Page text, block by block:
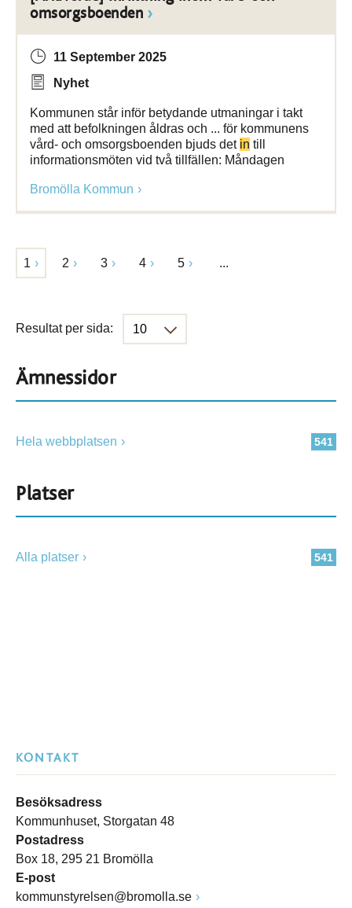
omsorgsboenden
11 September 2025
Nyhet
Kommunen står inför betydande utmaningar i takt
med att befolkningen åldras och ... för kommunens
vård- och omsorgsboenden bjuds det in till
informationsmöten vid två tillfällen: Måndagen
Bromölla Kommun
1 2 3 4 5 ...
Resultat per sida:
Ämnessidor
541
Hela webbplatsen
Platser
541
Alla platser
KONTAKT
Besöksadress
Kommunhuset, Storgatan 48
Postadress
Box 18, 295 21 Bromölla
E-post
kommunstyrelsen@bromolla.se